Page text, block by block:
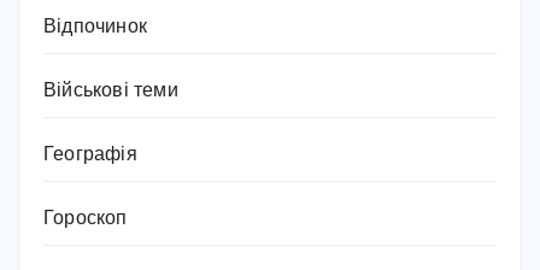
Відпочинок
Військові теми
Географія
Гороскоп